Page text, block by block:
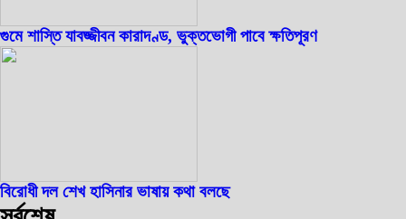
গুমে শাস্তি যাবজ্জীবন কারাদণ্ড, ভুক্তভোগী পাবে ক্ষতিপূরণ
বিরোধী দল শেখ হাসিনার ভাষায় কথা বলছে